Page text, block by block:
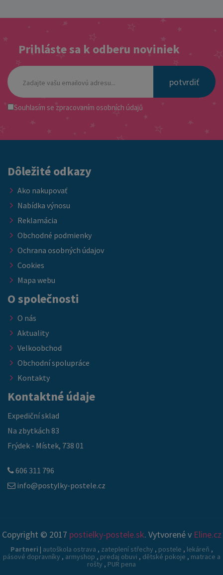
Prihláste sa k odberu noviniek
potvrdiť
Souhlasím se zpracovaním osobních údajů
Dôležité odkazy
Ako nakupovať
Nabídka výnosu
Reklamácia
Obchodné podmienky
Ochrana osobných údajov
Cookies
Mapa webu
O společnosti
O nás
Aktuality
Velkoobchod
Obchodní spolupráce
Kontakty
Kontaktné údaje
Expediční sklad
Na zbytkách 83
Frýdek - Místek, 738 01
606 311 796
info@postylky-postele.cz
Copyright © 2017 postielky-postele.sk. Vytvorené v Eline.cz
Partneri | autoškola ostrava , zateplení střechy , postele , lekáreň ,
pásové dopravníky , armyshop , predaj obuvi , dětské pokoje , matrace a
rošty , PUR pena